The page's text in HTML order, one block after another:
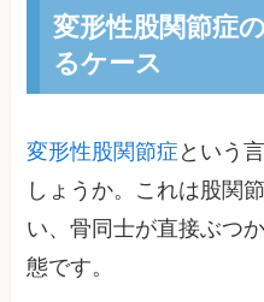
変形性股関節症
るケース
変形性股関節症 という
しょうか。これは股関
い、骨同士が直接ぶつ
態です。